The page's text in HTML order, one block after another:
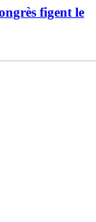
figent le